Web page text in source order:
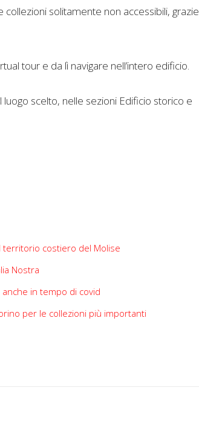
solitamente non accessibili, grazie
tour e da lì navigare nell’intero edificio.
scelto, nelle sezioni Edificio storico e
territorio costiero del Molise
Nostra
in tempo di covid
per le collezioni più importanti